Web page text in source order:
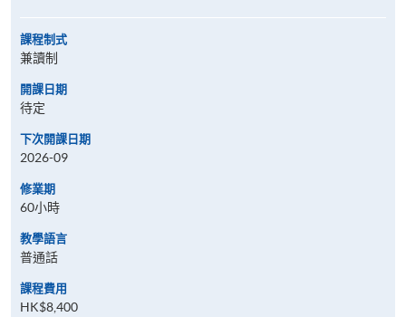
課程制式
兼讀制
開課日期
待定
下次開課日期
2026-09
修業期
60小時
教學語言
普通話
課程費用
HK$8,400